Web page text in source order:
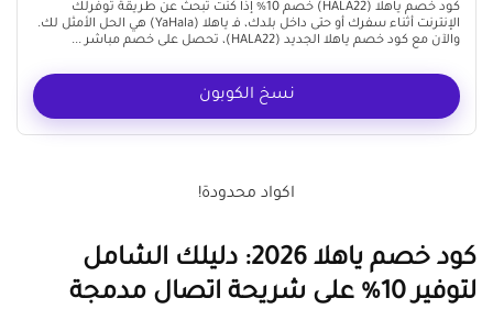
كود خصم ياهلا (HALA22) خصم 10% إذا كنت تبحث عن طريقة توفرلك
الإنترنت أثناء سفرك أو حتى داخل بلدك، فـ ياهلا (YaHala) هي الحل الأمثل لك.
والآن مع كود خصم ياهلا الجديد (HALA22)، تحصل على خصم مباشر ...
نسخ الكوبون
اكواد محدودة!
كود خصم ياهلا 2026: دليلك الشامل
لتوفير 10% على شريحة اتصال مدمجة